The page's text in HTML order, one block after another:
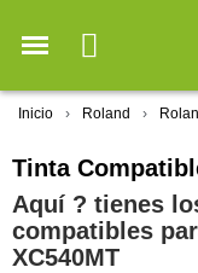
Inicio Roland
Tinta
Aquí ? tienes
compatibles
XC540MT